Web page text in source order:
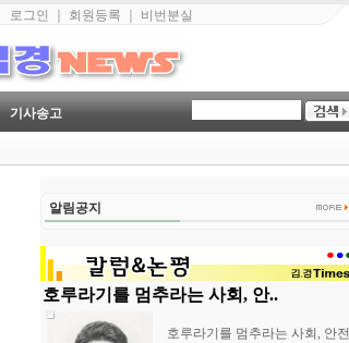
로그인 회원등록 비번분실
기사송고
알림공지
호루라기를 멈추라는 사회, 안..
호루라기를 멈추라는 사회, 안전